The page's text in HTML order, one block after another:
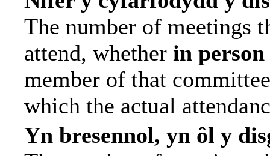
The number of meetings
attend, whether in person
member of that
which the actual
Yn bresennol, yn ôl y